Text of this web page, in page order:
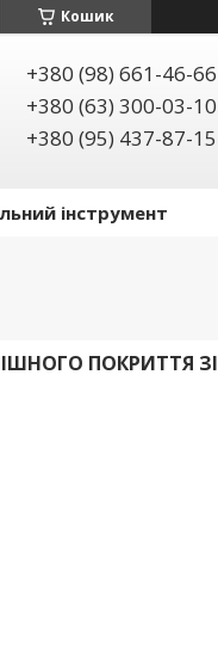
Кошик
+380 (98) 661-46-66
+380 (63) 300-03-10
+380 (95) 437-87-15
інструмент
ПОКРИТТЯ ЗІ